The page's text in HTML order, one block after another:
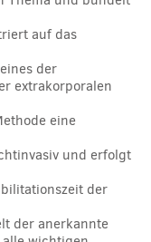
auf das
der
extrakorporalen
eine
und erfolgt
der
der anerkannte